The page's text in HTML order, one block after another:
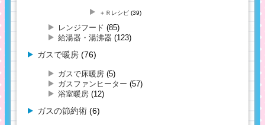
＋Ｒレシピ (39)
レンジフード (85)
給湯器・湯沸器 (123)
ガスで暖房 (76)
ガスで床暖房 (5)
ガスファンヒーター (57)
浴室暖房 (12)
ガスの節約術 (6)